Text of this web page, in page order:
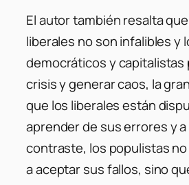
El autor también resalta
liberales no son infalibles y
democráticos y
crisis y generar caos, la
que los liberales están
aprender de sus errores y
contraste, los populistas
a aceptar sus fallos, sino